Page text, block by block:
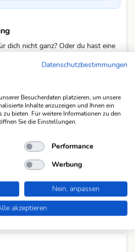
dich nicht ganz? Oder du hast eine
der Erste!
Datenschutzbestimmungen
Besucherdaten platzieren, um unsere
Inhalte anzuzeigen und Ihnen ein
bieten. Für weitere Informationen zu den
Sie die Einstellungen.
Performance
Werbung
Nein, anpassen
akzeptieren